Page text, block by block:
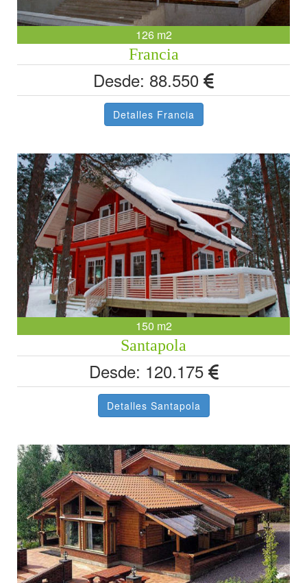
126 m2
Francia
Desde: 88.550
Detalles Francia
150 m2
Santapola
Desde: 120.175
Detalles Santapola